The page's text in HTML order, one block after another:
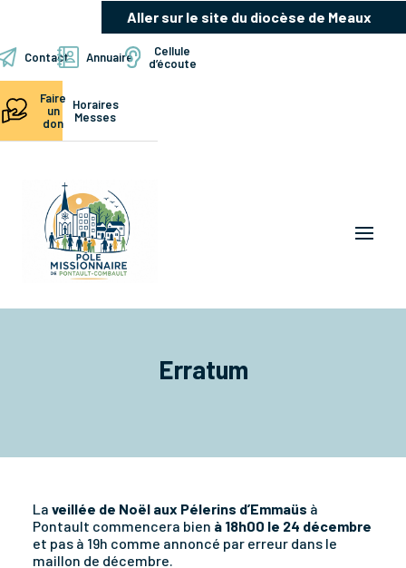
Aller sur le site du diocèse de Meaux
Contact Annuaire
Cellule
d’écoute
Faire
un
don
Horaires
Messes
Erratum
La veillée de Noël aux Pélerins d’Emmaüs à
Pontault commencera bien à 18h00 le 24 décembre
et pas à 19h comme annoncé par erreur dans le
maillon de décembre.